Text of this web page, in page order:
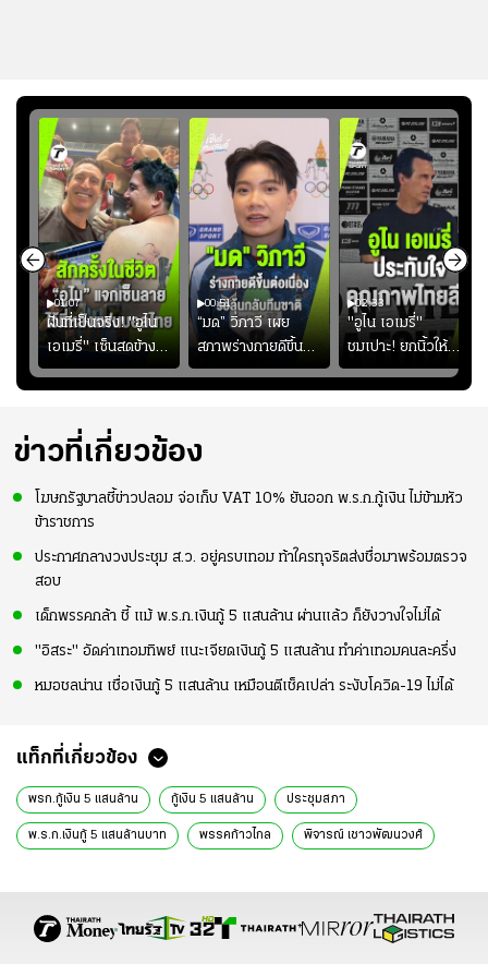
01:07
ฝันที่เป็นจริง! "อูไน
เอเมรี่" เซ็นสดข้าง
รอยสักบนแผ่นหลัง
"คุณเต๊ะ" แฟนพันธุ์
00:51
“มด” วิภาวี เผย
สภาพร่างกายดีขึ้น
อย่างต่อเนื่อง พร้อม
พยายามลงสนามให้
ความมั่นใจ
02:33
"อูไน เอเมรี่"
ชมเปาะ! ยกนิ้วให้
แท็กติกบีจี แฮปปี้
สุดๆ กับการเยือนไทย
ข่าวที่เกี่ยวข้อง
โฆษกรัฐบาลชี้ข่าวปลอม จ่อเก็บ VAT 10% ยันออก พ.ร.ก.กู้เงิน ไม่ข้ามหัว
ข้าราชการ
ประกาศกลางวงประชุม ส.ว. อยู่ครบเทอม ท้าใครทุจริตส่งชื่อมาพร้อมตรวจ
สอบ
เด็กพรรคกล้า ชี้ แม้ พ.ร.ก.เงินกู้ 5 แสนล้าน ผ่านแล้ว ก็ยังวางใจไม่ได้
"อิสระ" อัดค่าเทอมทิพย์ แนะเจียดเงินกู้ 5 แสนล้าน ทำค่าเทอมคนละครึ่ง
หมอชลน่าน เชื่อเงินกู้ 5 แสนล้าน เหมือนตีเช็คเปล่า ระงับโควิด-19 ไม่ได้
แท็กที่เกี่ยวข้อง
พรก.กู้เงิน 5 แสนล้าน กู้เงิน 5 แสนล้าน ประชุมสภา
พ.ร.ก.เงินกู้ 5 แสนล้าน​บาท พรรคก้าวไกล พิจารณ์​ เชาวพัฒนวงศ์​